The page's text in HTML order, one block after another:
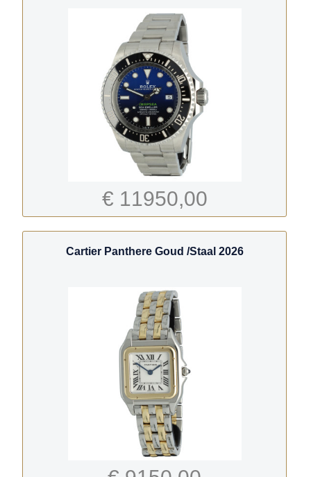
€ 11950,00
Cartier Panthere Goud /Staal 2026